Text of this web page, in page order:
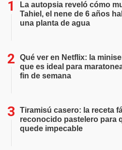
La autopsia reveló cómo
Tahiel, el nene de 6 años
una planta de agua
Qué ver en Netflix: la
que es ideal para
fin de semana
Tiramisú casero: la receta
reconocido pastelero para
quede impecable